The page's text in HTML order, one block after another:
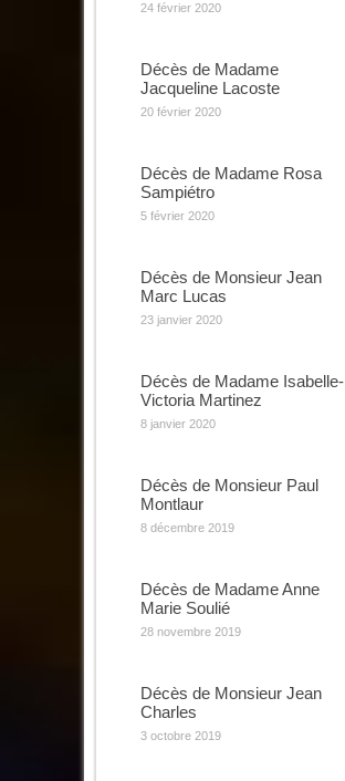
24 février 2020
Décès de Madame
Jacqueline Lacoste
20 février 2020
Décès de Madame Rosa
Sampiétro
5 février 2020
Décès de Monsieur Jean
Marc Lucas
23 janvier 2020
Décès de Madame Isabelle-
Victoria Martinez
8 janvier 2020
Décès de Monsieur Paul
Montlaur
8 décembre 2019
Décès de Madame Anne
Marie Soulié
28 novembre 2019
Décès de Monsieur Jean
Charles
3 octobre 2019